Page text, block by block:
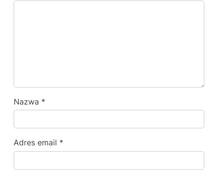
Nazwa *
Adres email *